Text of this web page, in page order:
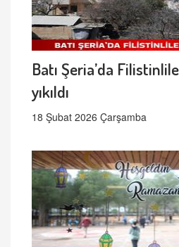
Batı Şeria’da
yıkıldı
18 Şubat 2026 Çarşamba